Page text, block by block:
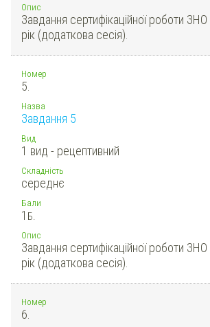
Опис
Завдання сертифікаційної роботи ЗНО
рік (додаткова сесія).
Номер
5.
Назва
Завдання 5
Вид
1 вид - рецептивний
Складність
середнє
Бали
1 Б.
Опис
Завдання сертифікаційної роботи ЗНО
рік (додаткова сесія).
Номер
6.